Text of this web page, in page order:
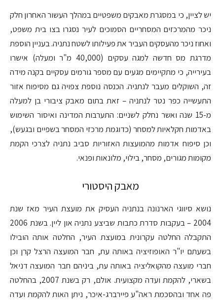
יש לציין, כי במסגרת מאבקים משפטיים במהלך העשור האחרון חלק
ניכר מהמרכזים המסחריים הסמוכים לעיר נסגרו בצו בית משפט,
ואחוז ניכר מהעסקים העביר את פעילותו לשטח נתניה. בעניין הוספת
מדרגת מס חדשה למגה עסקים (40,000 מ"ר ומעלה) אישרו
בעירייה, כי מתקיימים מגעים עם מספר גורמים עסקיים בקנה מידה
זה, השוקלים מעבר לנתניה. הכנסה נוספת צפויה גם מסיפוח אזור
התעשייה כפר נטר לנתניה – זאת בתום מאבק ציבורי בן למעלה
מ-15 שנה ואשר נחלק לשניים: התערבות המדינה ואיסור השימוש
באדמות חקלאיות למסחר (כדוגמת מרכזי המסחר בשפיים ובגעש),
וכן סיפוח אדמות מהמועצות האזוריות סביב נתניה לצרכי הקמת
מקומות מגורים, מסחר, בילוי, מלונאות ופנאי.
מאבק היסטורי
נושא סיווגי הארנונה בנתניה העסיק את מועצת העיר מאז שנת
2004 – בעקבות סדרת כתבות שביצע נתניה און ליין. בשנת 2006
התקבלה החלטה עקרונית במועצת העיר, החלטה אותה הובילו
בשעתם יו"ר האופוזיציה באותה עת, חבר המועצה הרצל קרן וכן
חברי מועצה מהקואליציה באותה עת, ביניהם חבר המועצה דניאל
בשארי, להקמת ועדה מקצועית. אולם, רק בשנת 2007, בהחלטה
פה אחד ובהסכמת ראה"ע פיירברג-איכר, ניתן האות להקמת ועדה